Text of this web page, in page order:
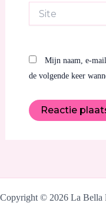
Mijn naam, e-
de volgende keer
Copyright © 2026 La Bella